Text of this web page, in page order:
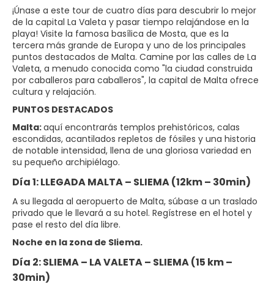
¡Únase a este tour de cuatro días para descubrir lo mejor
de la capital La Valeta y pasar tiempo relajándose en la
playa! Visite la famosa basílica de Mosta, que es la
tercera más grande de Europa y uno de los principales
puntos destacados de Malta. Camine por las calles de La
Valeta, a menudo conocida como "la ciudad construida
por caballeros para caballeros", la capital de Malta ofrece
cultura y relajación.
PUNTOS DESTACADOS
Malta:aquí encontrarás templos prehistóricos, calas
escondidas, acantilados repletos de fósiles y una historia
de notable intensidad, llena de una gloriosa variedad en
su pequeño archipiélago.
Día 1: LLEGADA MALTA – SLIEMA (12km – 30min)
A su llegada al aeropuerto de Malta, súbase a un traslado
privado que le llevará a su hotel. Regístrese en el hotel y
pase el resto del día libre.
Noche en la zona de Sliema.
Día 2: SLIEMA – LA VALETA – SLIEMA (15 km –
30min)